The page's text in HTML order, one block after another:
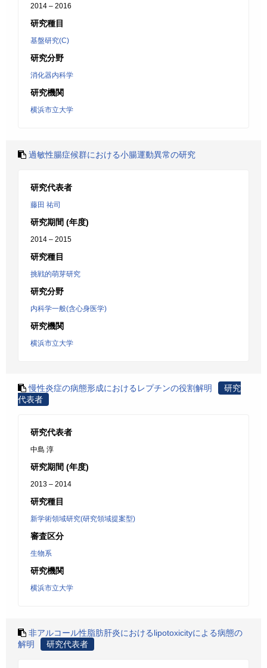
2014 – 2016
研究種目
基盤研究(C)
研究分野
消化器内科学
研究機関
横浜市立大学
過敏性腸症候群における小腸運動異常の研究
研究代表者
藤田 祐司
研究期間 (年度)
2014 – 2015
研究種目
挑戦的萌芽研究
研究分野
内科学一般(含心身医学)
研究機関
横浜市立大学
慢性炎症の病態形成におけるレプチンの役割解明
研究
代表者
研究代表者
中島 淳
研究期間 (年度)
2013 – 2014
研究種目
新学術領域研究(研究領域提案型)
審査区分
生物系
研究機関
横浜市立大学
非アルコール性脂肪肝炎におけるlipotoxicityによる病態の
解明
研究代表者